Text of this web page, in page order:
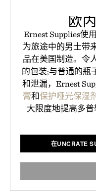
欧
Ernest Supplies使
为旅途中的男士带
品在美国制造。令
的包装;与普通的瓶
和泄漏，Ernest
膏和保护哑光保湿
大限度地提高多
在UNCRATE